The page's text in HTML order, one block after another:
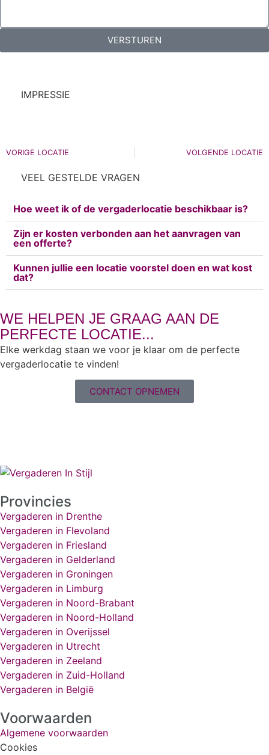
VERSTUREN
IMPRESSIE
VORIGE LOCATIE VOLGENDE LOCATIE
VEEL GESTELDE VRAGEN
Hoe weet ik of de vergaderlocatie beschikbaar is?
Zijn er kosten verbonden aan het aanvragen van
een offerte?
Kunnen jullie een locatie voorstel doen en wat kost
dat?
WE HELPEN JE GRAAG AAN DE
PERFECTE LOCATIE...
Elke werkdag staan we voor je klaar om de perfecte
vergaderlocatie te vinden!
CONTACT OPNEMEN
Provincies
Vergaderen in Drenthe
Vergaderen in Flevoland
Vergaderen in Friesland
Vergaderen in Gelderland
Vergaderen in Groningen
Vergaderen in Limburg
Vergaderen in Noord-Brabant
Vergaderen in Noord-Holland
Vergaderen in Overijssel
Vergaderen in Utrecht
Vergaderen in Zeeland
Vergaderen in Zuid-Holland
Vergaderen in België
Voorwaarden
Algemene voorwaarden
Cookies